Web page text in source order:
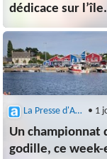
dédicace sur l’île
de Bréhat
La Presse d'Armor (Paimpol) • 1
Un championnat
godille, ce week-